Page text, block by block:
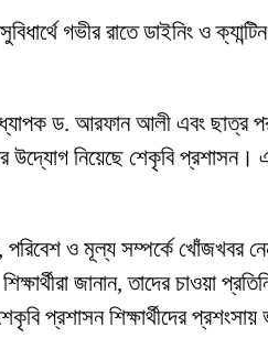
গভীর রাতে ডাইনিং ও
ড. আরফান আলী এবং ছাত্র
উদ্যোগ নিয়েছে শেকৃবি
পরিবেশ ও মূল্য সম্পর্কে
জানান, তাদের
প্রশাসন শিক্ষার্থীদের প্রশংসায়